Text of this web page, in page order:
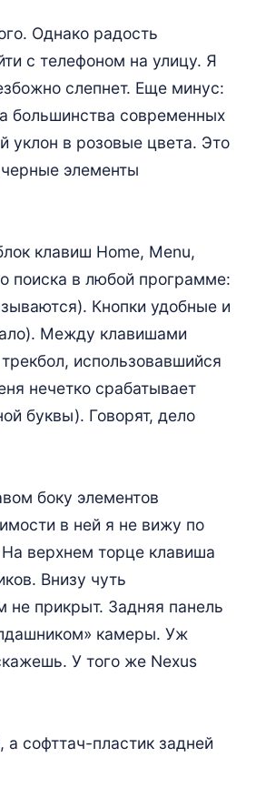
Однако радость
с телефоном на улицу. Я
слепнет. Еще минус:
большинства современных
уклон в розовые цвета. Это
элементы
клавиш Home, Menu,
поиска в любой программе:
Кнопки удобные и
Между клавишами
использовавшийся
нечетко срабатывает
буквы). Говорят, дело
боку элементов
в ней я не вижу по
верхнем торце клавиша
Внизу чуть
прикрыт. Задняя панель
камеры. Уж
У того же Nexus
софттач-пластик задней